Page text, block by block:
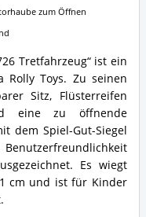
Tretfahrzeug“ ist ein
Rolly Toys. Zu seinen
Sitz, Flüsterreifen
eine zu öffnende
dem Spiel-Gut-Siegel
Es wiegt
cm und ist für Kinder
zum Öffnen